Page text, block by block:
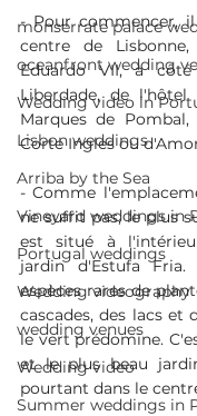
monserrate palace
oceanfront wedding
Wedding video in
Lisbon weddings
Arriba by the Sea
Vineyard weddings in
Portugal weddings
Wedding videography
wedding venues
Wedding video
Summer weddings in
- Pour commencer,
centre de
Eduardo VII, à
Liberdade, de
Marques de
Corte Ingles ou
- Comme
ne suffit pas, le plus
est situé à
jardin d'Estufa
espèces rares de
cascades, des lacs et
le vert prédomine.
et le plus beau
pourtant dans le